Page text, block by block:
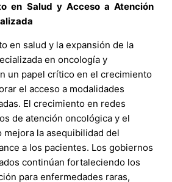
en Salud y Acceso a Atención
en salud y la expansión de la
en oncología y
un papel crítico en el crecimiento
el acceso a modalidades
El crecimiento en redes
de atención oncológica y el
mejora la asequibilidad del
a los pacientes. Los gobiernos
continúan fortaleciendo los
para enfermedades raras,